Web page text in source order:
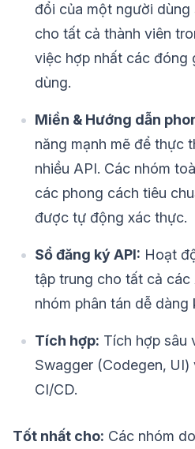
đổi của một người
cho tất cả thành viên
việc hợp nhất các đóng
dùng.
Miền & Hướng dẫn
năng mạnh mẽ để thực
nhiều API. Các nhóm
các phong cách tiêu
được tự động xác thực.
Sổ đăng ký API: Hoạt
tập trung cho tất cả các
nhóm phân tán dễ dàng
Tích hợp: Tích hợp sâu
Swagger (Codegen,
CI/CD.
Tốt nhất cho: Các nhóm